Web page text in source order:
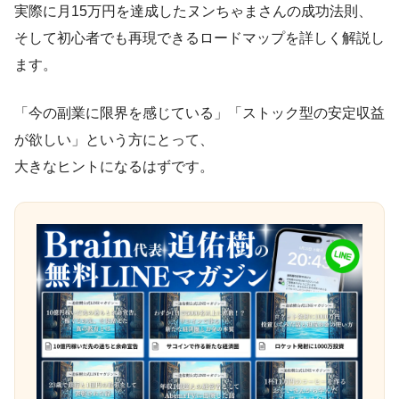
実際に月15万円を達成したヌンちゃまさんの成功法則、
そして初心者でも再現できるロードマップを詳しく解説し
ます。
「今の副業に限界を感じている」「ストック型の安定収益
が欲しい」という方にとって、
大きなヒントになるはずです。